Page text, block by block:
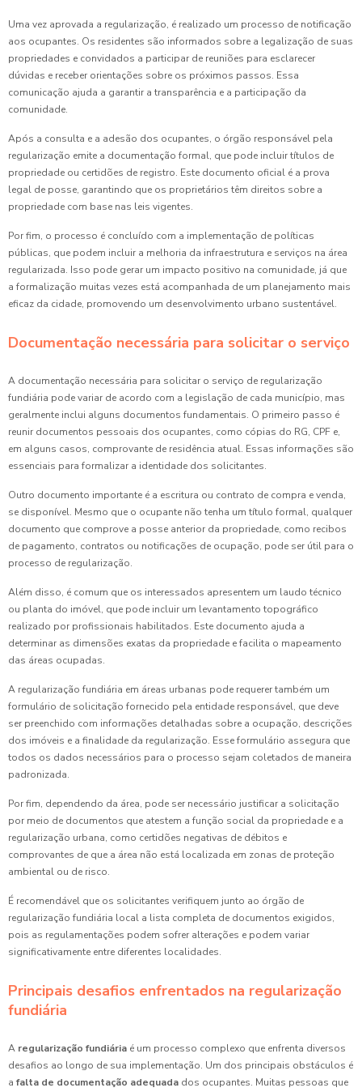
Uma vez aprovada a regularização, é realizado um processo de notificação
aos ocupantes. Os residentes são informados sobre a legalização de suas
propriedades e convidados a participar de reuniões para esclarecer
dúvidas e receber orientações sobre os próximos passos. Essa
comunicação ajuda a garantir a transparência e a participação da
comunidade.
Após a consulta e a adesão dos ocupantes, o órgão responsável pela
regularização emite a documentação formal, que pode incluir títulos de
propriedade ou certidões de registro. Este documento oficial é a prova
legal de posse, garantindo que os proprietários têm direitos sobre a
propriedade com base nas leis vigentes.
Por fim, o processo é concluído com a implementação de políticas
públicas, que podem incluir a melhoria da infraestrutura e serviços na área
regularizada. Isso pode gerar um impacto positivo na comunidade, já que
a formalização muitas vezes está acompanhada de um planejamento mais
eficaz da cidade, promovendo um desenvolvimento urbano sustentável.
Documentação necessária para solicitar o serviço
A documentação necessária para solicitar o serviço de regularização
fundiária pode variar de acordo com a legislação de cada município, mas
geralmente inclui alguns documentos fundamentais. O primeiro passo é
reunir documentos pessoais dos ocupantes, como cópias do RG, CPF e,
em alguns casos, comprovante de residência atual. Essas informações são
essenciais para formalizar a identidade dos solicitantes.
Outro documento importante é a escritura ou contrato de compra e venda,
se disponível. Mesmo que o ocupante não tenha um título formal, qualquer
documento que comprove a posse anterior da propriedade, como recibos
de pagamento, contratos ou notificações de ocupação, pode ser útil para o
processo de regularização.
Além disso, é comum que os interessados apresentem um laudo técnico
ou planta do imóvel, que pode incluir um levantamento topográfico
realizado por profissionais habilitados. Este documento ajuda a
determinar as dimensões exatas da propriedade e facilita o mapeamento
das áreas ocupadas.
A regularização fundiária em áreas urbanas pode requerer também um
formulário de solicitação fornecido pela entidade responsável, que deve
ser preenchido com informações detalhadas sobre a ocupação, descrições
dos imóveis e a finalidade da regularização. Esse formulário assegura que
todos os dados necessários para o processo sejam coletados de maneira
padronizada.
Por fim, dependendo da área, pode ser necessário justificar a solicitação
por meio de documentos que atestem a função social da propriedade e a
regularização urbana, como certidões negativas de débitos e
comprovantes de que a área não está localizada em zonas de proteção
ambiental ou de risco.
É recomendável que os solicitantes verifiquem junto ao órgão de
regularização fundiária local a lista completa de documentos exigidos,
pois as regulamentações podem sofrer alterações e podem variar
significativamente entre diferentes localidades.
Principais desafios enfrentados na regularização
fundiária
A regularização fundiária é um processo complexo que enfrenta diversos
desafios ao longo de sua implementação. Um dos principais obstáculos é
a falta de documentação adequada dos ocupantes. Muitas pessoas que